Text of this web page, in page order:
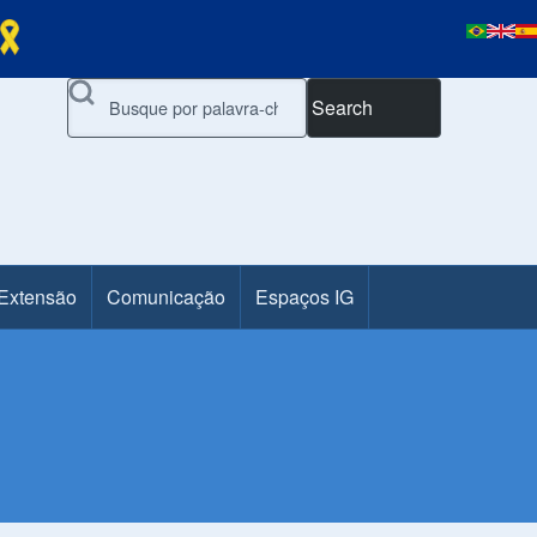
Search
Comunicação Espaços IG